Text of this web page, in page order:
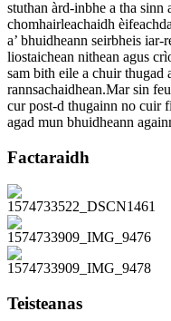
stuthan àrd-inbhe a tha sinn
chomhairleachaidh
a’ bhuidheann seirbheis
liostaichean nithean agus
sam bith eile a chuir thugad
rannsachaidhean.Mar sin
cur post-d thugainn no cuir
agad mun bhuidheann
Factaraidh
Teisteanas